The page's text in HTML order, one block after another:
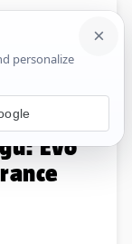
Komentari
u
Evo